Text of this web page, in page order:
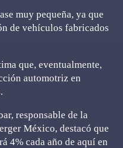
muy pequeña, ya que
de vehículos fabricados
que, eventualmente,
automotriz en
responsable de la
México, destacó que
4% cada año de aquí en